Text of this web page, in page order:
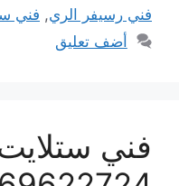
فني رسيفر الري, فني
أضف تعليق
فني